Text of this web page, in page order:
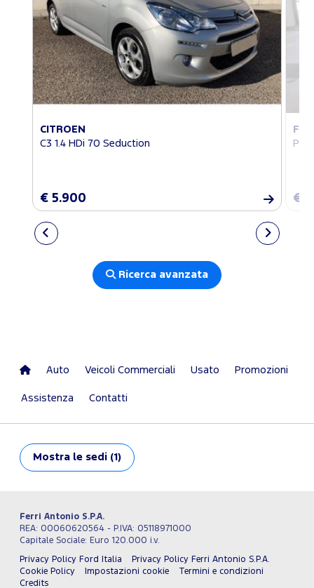
CITROEN
C3 1.4 HDi 70 Seduction
€ 5.900 €
Ricerca avanzata
Auto Veicoli Commerciali Usato Promozioni
Assistenza Contatti
Mostra le sedi (1)
Ferri Antonio S.P.A.
REA: 00060620564 - P.IVA: 05118971000
Capitale Sociale: Euro 120.000 i.v.
Privacy Policy Ford Italia
Privacy Policy Ferri Antonio S.P.A.
Cookie Policy
Impostazioni cookie
Termini e condizioni
Credits